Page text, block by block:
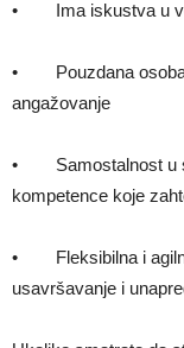
• Ima iskustva u
• Pouzdana osoba,
angažovanje
• Samostalnost u
kompetence koje
• Fleksibilna i
usavršavanje i